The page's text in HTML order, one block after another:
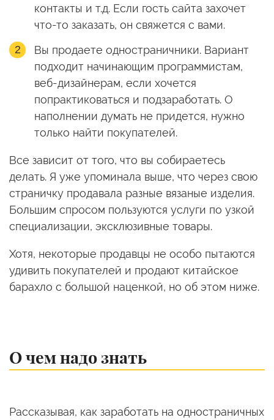
контакты и т.д. Если гость сайта захочет
что-то заказать, он свяжется с вами.
Вы продаете одностраничники. Вариант
подходит начинающим программистам,
веб-дизайнерам, если хочется
попрактиковаться и подзаработать. О
наполнении думать не придется, нужно
только найти покупателей.
Все зависит от того, что вы собираетесь
делать. Я уже упоминала выше, что через свою
страничку продавала разные вязаные изделия.
Большим спросом пользуются услуги по узкой
специализации, эксклюзивные товары.
Хотя, некоторые продавцы не особо пытаются
удивить покупателей и продают китайское
барахло с большой наценкой, но об этом ниже.
О чем надо знать
Рассказывая, как заработать на одностраничных